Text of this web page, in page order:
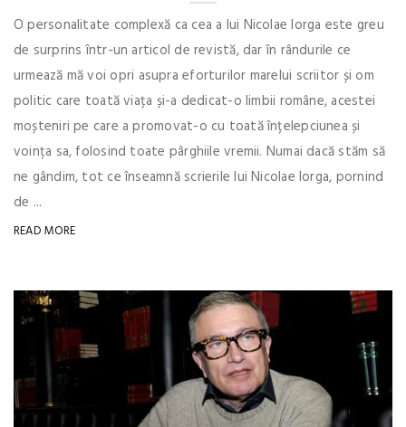
O personalitate complexă ca cea a lui Nicolae Iorga este greu
de surprins într-un articol de revistă, dar în rândurile ce
urmează mă voi opri asupra eforturilor marelui scriitor și om
politic care toată viața și-a dedicat-o limbii române, acestei
moșteniri pe care a promovat-o cu toată înțelepciunea și
voința sa, folosind toate pârghiile vremii. Numai dacă stăm să
ne gândim, tot ce înseamnă scrierile lui Nicolae Iorga, pornind
de ...
READ MORE